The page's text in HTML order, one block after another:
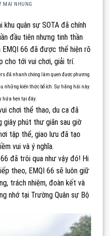
MAI NHUNG
khu quân sự SOTA đã chính
đầu tiên nhưng tinh thần
66 đã được thể hiện rõ
cho tới vui chơi, giải trí.
đã nhanh chóng làm quen được phương
những kiến thức bổ ích. Sự hăng hái này
hứa hẹn tại đây.
chơi thể thao, du ca đã
giây phút thư giãn sau giờ
tập thể, giao lưu đã tạo
vui và ý nghĩa.
đã trôi qua như vậy đó! Hi
theo, EMQI 66 sẽ luôn giữ
trách nhiệm, đoàn kết và
nhớ tại Trường Quân sự Bộ